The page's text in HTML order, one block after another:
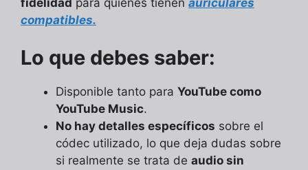
compatibles.
Lo que debes saber:
Disponible tanto para YouTube como
YouTube Music.
No hay detalles específicos sobre el
códec utilizado, lo que deja dudas sobre
si realmente se trata de audio sin